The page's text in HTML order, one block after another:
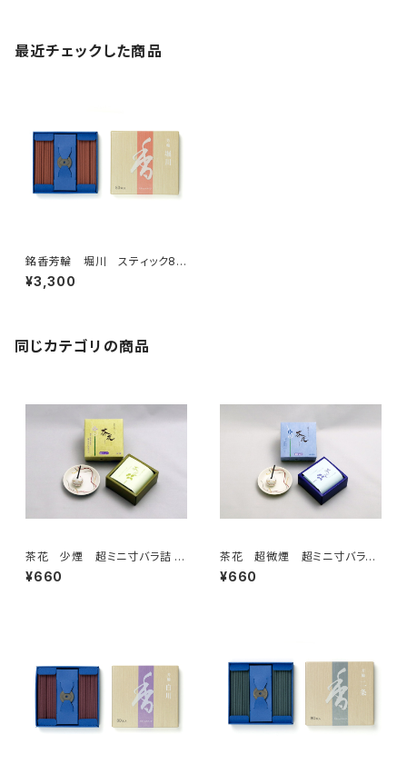
最近チェックした商品
銘香芳輪 堀川 スティック80
本入 – 松栄堂
¥3,300
同じカテゴリの商品
茶花 少煙 超ミニ寸バラ詰 –
尚林堂
¥660
茶花 超微煙 超ミニ寸バラ詰
– 尚林堂
¥660